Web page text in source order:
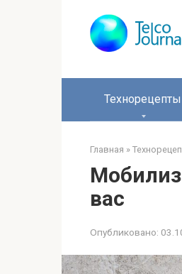
Технорецепты
Главная »
вас
Опубликовано: